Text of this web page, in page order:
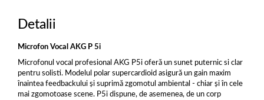
Detalii
Microfon Vocal AKG P 5i
Microfonul vocal profesional AKG P5i oferă un sunet puternic si clar
pentru solisti. Modelul polar supercardioid asigură un gain maxim
înaintea feedbackului și suprimă zgomotul ambiental - chiar și în cele
mai zgomotoase scene. P5i dispune, de asemenea, de un corp